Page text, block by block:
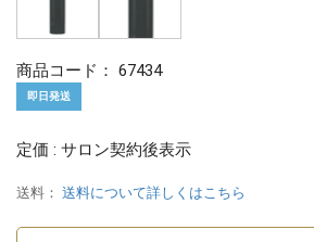
商品コード： 67434
即日発送
定価 : サロン契約後表示
送料： 送料について詳しくはこちら